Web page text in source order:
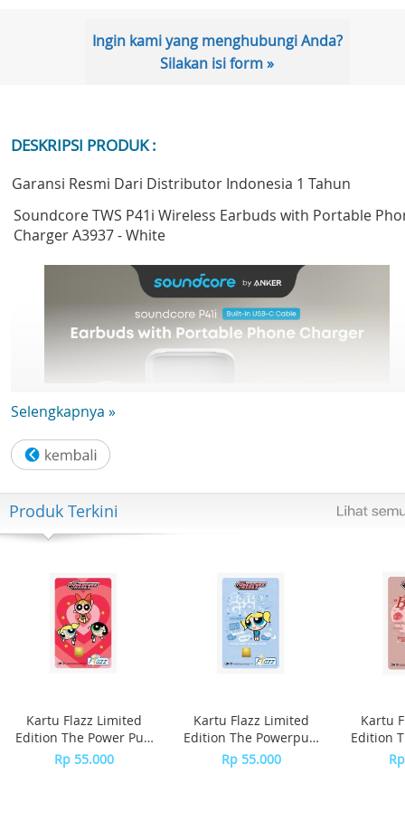
Ingin kami yang menghubungi Anda?
Silakan isi form »
DESKRIPSI PRODUK :
Garansi Resmi Dari Distributor Indonesia 1 Tahun
Soundcore TWS P41i Wireless Earbuds with Portable
Charger A3937 - White
Selengkapnya »
Produk Terkini
Kartu Flazz Limited
Edition The Power Puff
Girls
Rp 55.000
Kartu Flazz Limited
Edition The Powerpuff
Girls - Bubble
Rp 55.000
Kartu
Edition